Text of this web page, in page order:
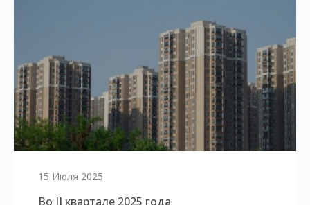
15 Июля 2025
Во II квартале 2025 года